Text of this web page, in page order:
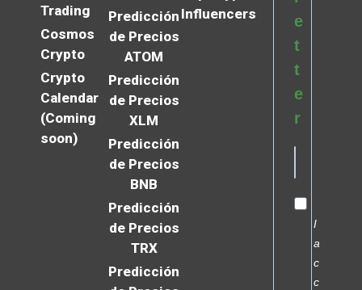
Trading
Cosmos
Crypto
Crypto
Calendar
(Coming
soon)
Predicción
de Precios
ATOM
Predicción
de Precios
XLM
Predicción
de Precios
BNB
Predicción
de Precios
TRX
Predicción
Influencers
e
t
t
e
r
I
a
c
c